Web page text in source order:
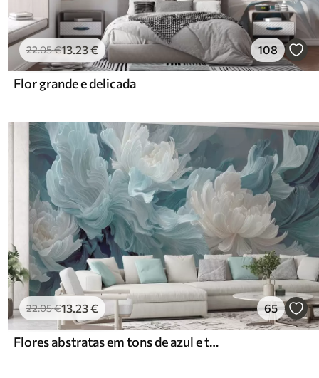
22.05€13.23€ 108
Flor grande e delicada
22.05€13.23€ 65
Flores abstratas em tons de azul e turquesa